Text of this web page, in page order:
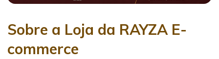
Sobre a Loja da RAYZA E-
commerce